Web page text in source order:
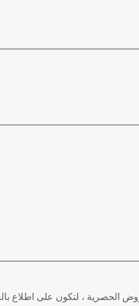
الحصرية ، لتكون على اطلاع